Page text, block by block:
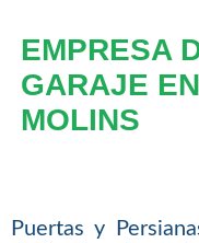
EMPRESA
GARAJE
MOLINS
Puertas y